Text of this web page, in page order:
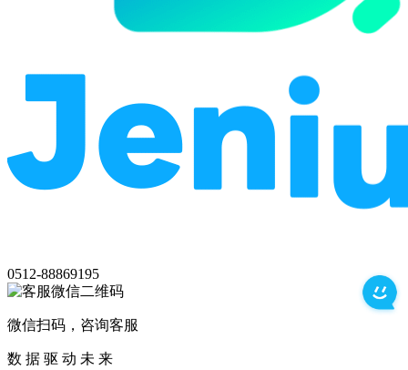
0512-88869195
微信扫码，咨询客服
数 据 驱 动 未 来